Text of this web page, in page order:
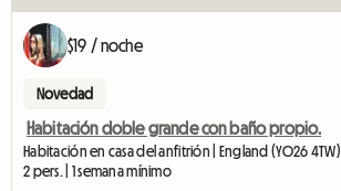
$19 / noche
Novedad
Habitación doble grande con baño propio.
Habitación en casa del anfitrión | England (YO26 4TW)
2 pers. | 1 semana mínimo